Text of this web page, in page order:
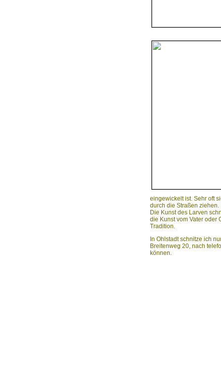
eingewickelt ist. Sehr oft
durch die Straßen ziehen.
Die Kunst des Larven
die Kunst vom Vater oder
Tradition.
In Ohlstadt schnitze ich
Breitenweg 20, nach
können.